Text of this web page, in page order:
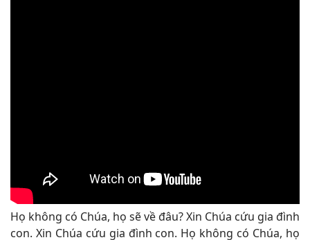
Họ không có Chúa, họ sẽ về đâu? Xin Chúa cứu gia đình
con. Xin Chúa cứu gia đình con. Họ không có Chúa, họ